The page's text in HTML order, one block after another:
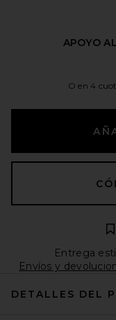
APOYO
O en 4
Entrega
Envíos y
DETALLES DEL